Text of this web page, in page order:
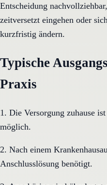
Entscheidung
zeitversetzt eingehen oder
kurzfristig ändern.
Typische
Praxis
1. Die Versorgung zuhause
möglich.
2. Nach einem
Anschlusslösung benötigt.